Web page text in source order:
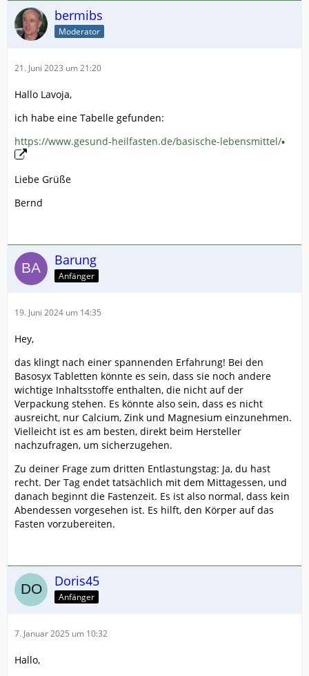
bermibs
Moderator
21. Juni 2023 um 21:20
Hallo Lavoja,
ich habe eine Tabelle gefunden:
https://www.gesund-heilfasten.de/basische-lebensmittel/▪
Liebe Grüße
Bernd
Barung
Anfänger
19. Juni 2024 um 14:35
Hey,
das klingt nach einer spannenden Erfahrung! Bei den
Basosyx Tabletten könnte es sein, dass sie noch andere
wichtige Inhaltsstoffe enthalten, die nicht auf der
Verpackung stehen. Es könnte also sein, dass es nicht
ausreicht, nur Calcium, Zink und Magnesium einzunehmen.
Vielleicht ist es am besten, direkt beim Hersteller
nachzufragen, um sicherzugehen.
Zu deiner Frage zum dritten Entlastungstag: Ja, du hast
recht. Der Tag endet tatsächlich mit dem Mittagessen, und
danach beginnt die Fastenzeit. Es ist also normal, dass kein
Abendessen vorgesehen ist. Es hilft, den Körper auf das
Fasten vorzubereiten.
Doris45
Anfänger
7. Januar 2025 um 10:32
Hallo,